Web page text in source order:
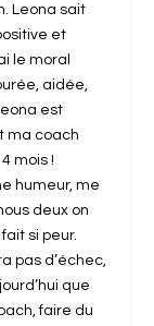
Leona sait
et
le moral
aidée,
est
ma coach
mois !
humeur, me
deux on
si peur.
pas d’échec,
que
faire du